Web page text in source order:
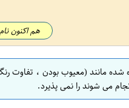
هم اکنون
مانند (معیوب بودن ، تفاوت
می شوند را نمی پذیرد.